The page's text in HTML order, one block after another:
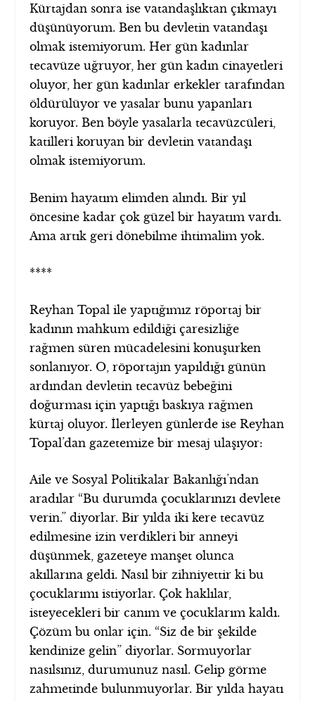
Kürtajdan sonra ise vatandaşlıktan çıkmayı
düşünüyorum. Ben bu devletin vatandaşı
olmak istemiyorum. Her gün kadınlar
tecavüze uğruyor, her gün kadın cinayetleri
oluyor, her gün kadınlar erkekler tarafından
öldürülüyor ve yasalar bunu yapanları
koruyor. Ben böyle yasalarla tecavüzcüleri,
katilleri koruyan bir devletin vatandaşı
olmak istemiyorum.
Benim hayatım elimden alındı. Bir yıl
öncesine kadar çok güzel bir hayatım vardı.
Ama artık geri dönebilme ihtimalim yok.
****
Reyhan Topal ile yaptığımız röportaj bir
kadının mahkum edildiği çaresizliğe
rağmen süren mücadelesini konuşurken
sonlanıyor. O, röportajın yapıldığı günün
ardından devletin tecavüz bebeğini
doğurması için yaptığı baskıya rağmen
kürtaj oluyor. İlerleyen günlerde ise Reyhan
Topal’dan gazetemize bir mesaj ulaşıyor:
Aile ve Sosyal Politikalar Bakanlığı’ndan
aradılar “Bu durumda çocuklarınızı devlete
verin.” diyorlar. Bir yılda iki kere tecavüz
edilmesine izin verdikleri bir anneyi
düşünmek, gazeteye manşet olunca
akıllarına geldi. Nasıl bir zihniyettir ki bu
çocuklarımı istiyorlar. Çok haklılar,
isteyecekleri bir canım ve çocuklarım kaldı.
Çözüm bu onlar için. “Siz de bir şekilde
kendinize gelin” diyorlar. Sormuyorlar
nasılsınız, durumunuz nasıl. Gelip görme
zahmetinde bulunmuyorlar. Bir yılda hayatı